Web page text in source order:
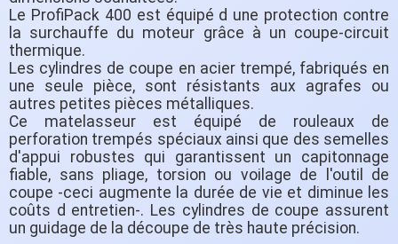
Le ProfiPack 400 est équipé d une protection contre
la surchauffe du moteur grâce à un coupe-circuit
thermique.
Les cylindres de coupe en acier trempé, fabriqués en
une seule pièce, sont résistants aux agrafes ou
autres petites pièces métalliques.
Ce matelasseur est équipé de rouleaux de
perforation trempés spéciaux ainsi que des semelles
d'appui robustes qui garantissent un capitonnage
fiable, sans pliage, torsion ou voilage de l'outil de
coupe -ceci augmente la durée de vie et diminue les
coûts d entretien-. Les cylindres de coupe assurent
un guidage de la découpe de très haute précision.